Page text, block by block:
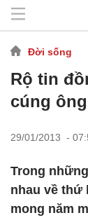
Đời sống
Rộ tin
cúng
29/01/2013 -
Trong
nhau về thứ
mong năm